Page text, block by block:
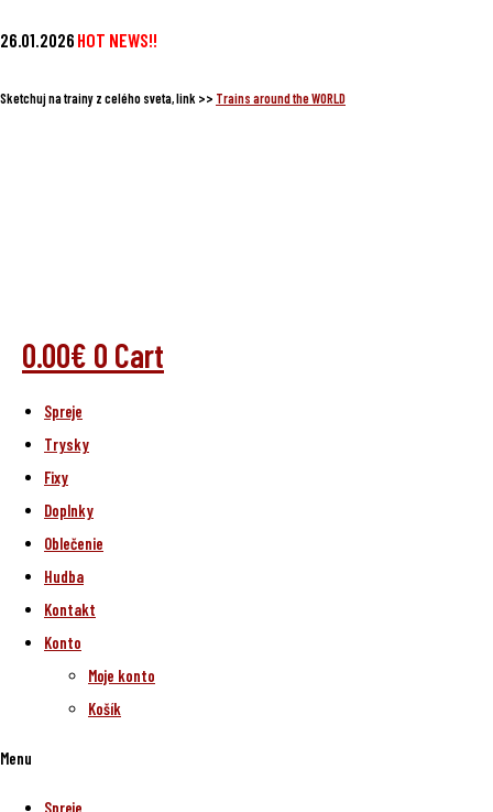
na
26.01.2026 HOT NEWS!!
Sketchuj na trainy z celého sveta, link >> Trains around the WORLD
0.00€ 0 Cart
Spreje
Trysky
Fixy
Doplnky
Oblečenie
Hudba
Kontakt
Konto
Moje konto
Košík
Menu
Spreje